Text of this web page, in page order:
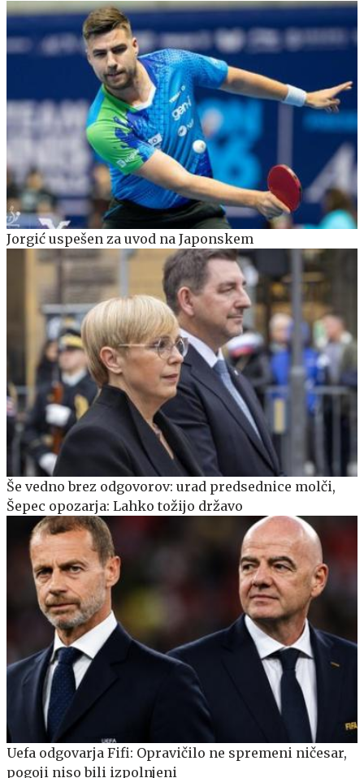
Jorgić uspešen za uvod na Japonskem
Še vedno brez odgovorov: urad predsednice molči,
Šepec opozarja: Lahko tožijo državo
Uefa odgovarja Fifi: Opravičilo ne spremeni ničesar,
pogoji niso bili izpolnjeni